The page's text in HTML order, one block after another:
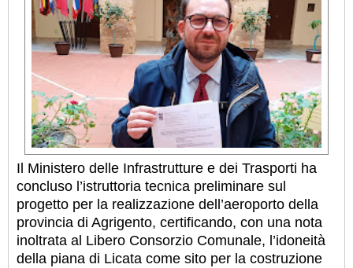
Il Ministero delle Infrastrutture e dei Trasporti ha
concluso l’istruttoria tecnica preliminare sul
progetto per la realizzazione dell’aeroporto della
provincia di Agrigento, certificando, con una nota
inoltrata al Libero Consorzio Comunale, l’idoneità
della piana di Licata come sito per la costruzione